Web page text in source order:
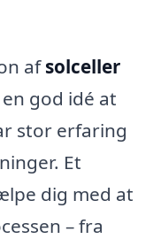
afsolceller
god idé at
stor erfaring
Et
dig med at
– fra